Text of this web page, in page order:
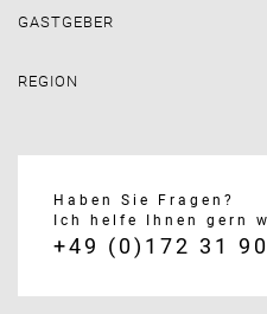
GASTGEBER
REGION
Haben Sie Fragen?
Ich helfe Ihnen gern
+49 (0)172 31